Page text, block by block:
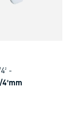
-